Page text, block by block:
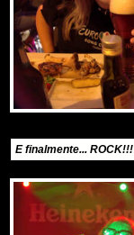
E finalmente... ROCK!!!